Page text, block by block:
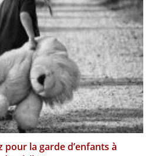
pour la garde d’enfants à